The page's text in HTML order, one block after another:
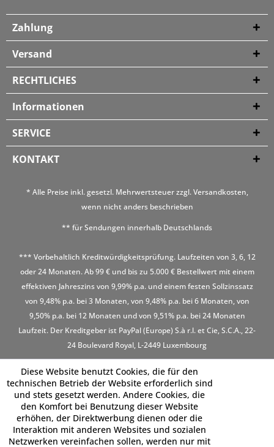
Zahlung
Versand
RECHTLICHES
Informationen
SERVICE
KONTAKT
* Alle Preise inkl. gesetzl. Mehrwertsteuer zzgl.Versandkosten,
wenn nicht anders beschrieben
** für Sendungen innerhalb Deutschlands
*** Vorbehaltlich Kreditwürdigkeitsprüfung. Laufzeiten von 3, 6, 12
oder 24 Monaten. Ab 99 € und bis zu 5.000 € Bestellwert mit einem
effektiven Jahreszins von 9,99% p.a. und einem festen Sollzinssatz
von 9,48% p.a. bei 3 Monaten, von 9,48% p.a. bei 6 Monaten, von
9,50% p.a. bei 12 Monaten und von 9,51% p.a. bei 24 Monaten
Laufzeit. Der Kreditgeber ist PayPal (Europe) S.à r.l. et Cie, S.C.A., 22-
24 Boulevard Royal, L-2449 Luxembourg
Diese Website benutzt Cookies, die für den
technischen Betrieb der Website erforderlich sind
und stets gesetzt werden. Andere Cookies, die
den Komfort bei Benutzung dieser Website
erhöhen, der Direktwerbung dienen oder die
Interaktion mit anderen Websites und sozialen
Netzwerken vereinfachen sollen, werden nur mit